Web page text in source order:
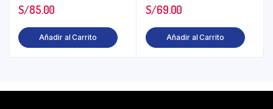
S/85.00
Añadir al Carrito
S/69.00
Añadir al Carrito